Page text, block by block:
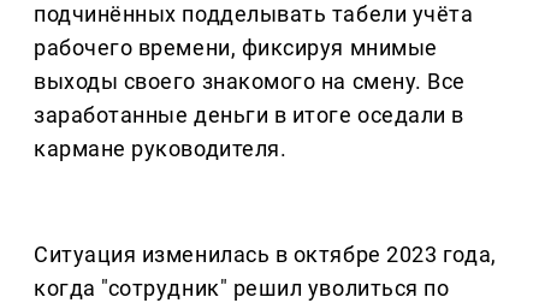
подчинённых подделывать табели учёта
рабочего времени, фиксируя мнимые
выходы своего знакомого на смену. Все
заработанные деньги в итоге оседали в
кармане руководителя.
Ситуация изменилась в октябре 2023 года,
когда "сотрудник" решил уволиться по